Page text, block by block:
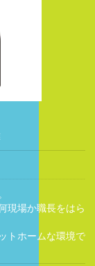
現場か職長をはら
トホームな環境で